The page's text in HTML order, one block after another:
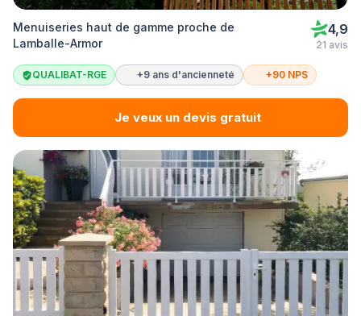
Menuiseries haut de gamme proche de
Lamballe-Armor
4,9
21 avis
QUALIBAT-RGE +9 ans d'ancienneté +90 NPS
Je veux un devis gratuit